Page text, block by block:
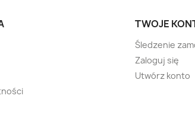
Błonie
Skarszewy
TWOJE
Śledzenie
Zaloguj się
Utwórz konto